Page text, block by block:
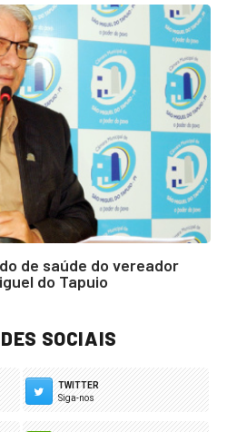
de saúde do vereador
do Tapuio
SOCIAIS
TWITTER
Siga-nos